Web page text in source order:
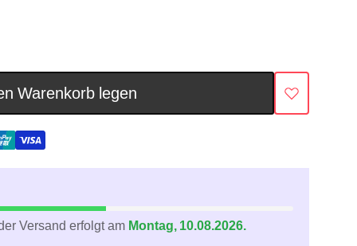
Warenkorb legen
Versand erfolgt am Montag, 10.08.2026.